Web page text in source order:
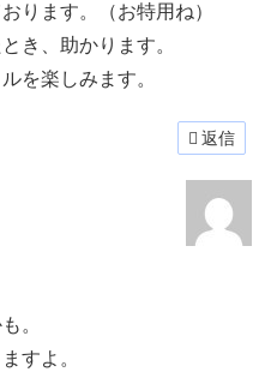
ります。（お特用ね）
き、助かります。
を楽しみます。
返信
。
すよ。